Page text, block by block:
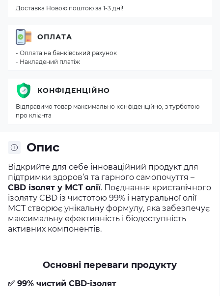
Опис
Відкрийте для себе інноваційний продукт для
підтримки здоров’я та гарного самопочуття –
CBD ізолят у МСТ олії. Поєднання кристалічного
ізоляту CBD із чистотою 99% і натуральної олії
MCT створює унікальну формулу, яка забезпечує
максимальну ефективність і біодоступність
активних компонентів.
Основні переваги продукту
✅ 99% чистий CBD-ізолят
Доставка Новою поштою за 1-3 дні!
ОПЛАТА
- Оплата на банківський рахунок
- Накладений платіж
КОНФІДЕНЦІЙНО
Відправимо товар максимально конфіденційно, з турботою
про клієнта